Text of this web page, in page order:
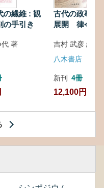
の繊維 : 観
の手引き
代 著
古代の政事と
展開 律令・
吉村 武彦 編集
八木書店
新刊 4冊
12,100円